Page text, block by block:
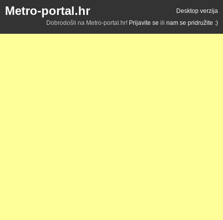
Metro-portal.hr
Desktop verzija
Dobrodošli na Metro-portal.hr! Prijavite se ili nam se pridružite :)